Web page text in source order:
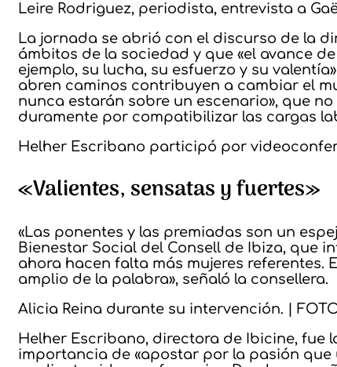
Leire Rodriguez, periodista, entrevista a
La jornada se abrió con el discurso de la
ámbitos de la sociedad y que «el avance
ejemplo, su lucha, su esfuerzo y su
abren caminos contribuyen a cambiar el
nunca estarán sobre un escenario», que
duramente por compatibilizar las cargas
Helher Escribano participó por
«Valientes, sensatas y fuertes»
«Las ponentes y las premiadas son un
Bienestar Social del Consell de Ibiza, que
ahora hacen falta más mujeres referentes.
amplio de la palabra», señaló la consellera.
Alicia Reina durante su intervención. |
Helher Escribano, directora de Ibicine, fue
importancia de «apostar por la pasión